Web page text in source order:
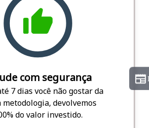
com segurança
7 dias você não gostar da
metodologia, devolvemos
do valor investido.